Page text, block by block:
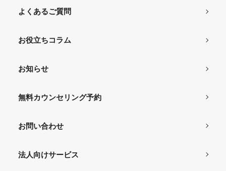
よくあるご質問
お役立ちコラム
お知らせ
無料カウンセリング予約
お問い合わせ
法人向けサービス